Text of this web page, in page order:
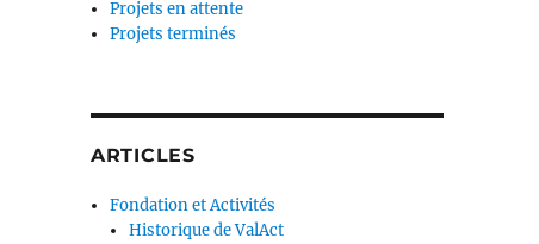
Projets en attente
Projets terminés
ARTICLES
Fondation et Activités
Historique de ValAct